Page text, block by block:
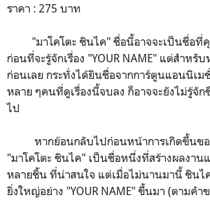
ราคา : 275 บาท
"มาโคโตะ ชินไค" ชื่อนี้อาจจะเป็นชื่อที่
ก่อนที่จะรู้จักเรื่อง "YOUR NAME" แต่สำหรั
ก่อนเลย กระทั่งได้ยินชื่อจากการ์ตูนแอนนิเม
หลาย ๆคนที่ดูเรื่องนี้จบลง ก็อาจจะยังไม่รู้จั
ไป
หากย้อนกลับไปก่อนหน้าการเกิดขึ้นของ
"มาโคโตะ ชินไค" เป็นชื่อหนึ่งที่สร้างผลงา
หลายชิ้น ที่น่าสนใจ แต่เมื่อไม่นานมานี้ ชินไ
ยิ่งใหญ่อย่าง "YOUR NAME" ขึ้นมา (ตามคำ